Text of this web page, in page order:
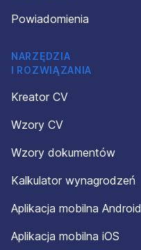
Powiadomienia
NARZĘDZIA
I ROZWIĄZANIA
Kreator CV
Wzory CV
Wzory dokumentów
Kalkulator wynagrodzeń
Aplikacja mobilna Android
Aplikacja mobilna iOS